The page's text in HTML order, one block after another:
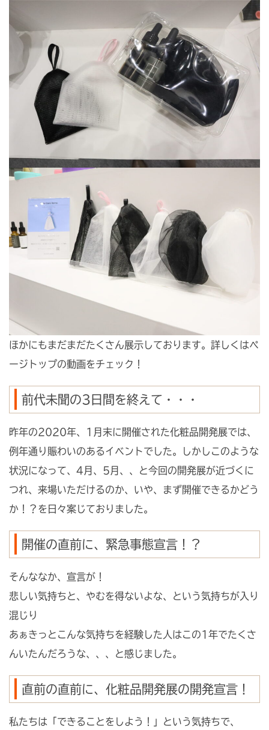
ほかにもまだまだたくさん展示しております。詳しくはペ
ージトップの動画をチェック！
前代未聞の3日間を終えて・・・
昨年の2020年、1月末に開催された化粧品開発展では、
例年通り賑わいのあるイベントでした。しかしこのような
状況になって、4月、5月、、と今回の開発展が近づくに
つれ、来場いただけるのか、いや、まず開催できるかどう
か！？を日々案じておりました。
開催の直前に、緊急事態宣言！？
そんななか、宣言が！
悲しい気持ちと、やむを得ないよな、という気持ちが入り
混じり
あぁきっとこんな気持ちを経験した人はこの1年でたくさ
んいたんだろうな、、、と感じました。
直前の直前に、化粧品開発展の開発宣言！
私たちは「できることをしよう！」という気持ちで、